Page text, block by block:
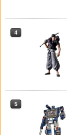
4
5
4
5